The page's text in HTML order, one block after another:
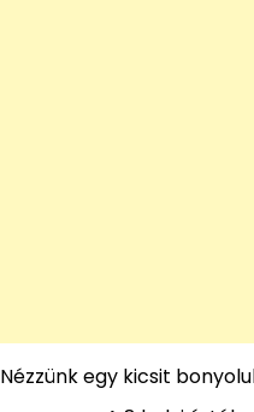
Nézzünk egy kicsit